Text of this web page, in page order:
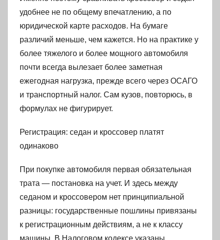
удобнее не по общему впечатлению, а по
юридической карте расходов. На бумаге
различий меньше, чем кажется. Но на практике у
более тяжелого и более мощного автомобиля
почти всегда вылезает более заметная
ежегодная нагрузка, прежде всего через ОСАГО
и транспортный налог. Сам кузов, повторюсь, в
формулах не фигурирует.
Регистрация: седан и кроссовер платят
одинаково
При покупке автомобиля первая обязательная
трата — постановка на учет. И здесь между
седаном и кроссовером нет принципиальной
разницы: государственные пошлины привязаны
к регистрационным действиям, а не к классу
машины. В Налоговом кодексе указаны